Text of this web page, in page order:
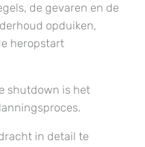
de gevaren en de
opduiken,
heropstart
shutdown is het
in detail te